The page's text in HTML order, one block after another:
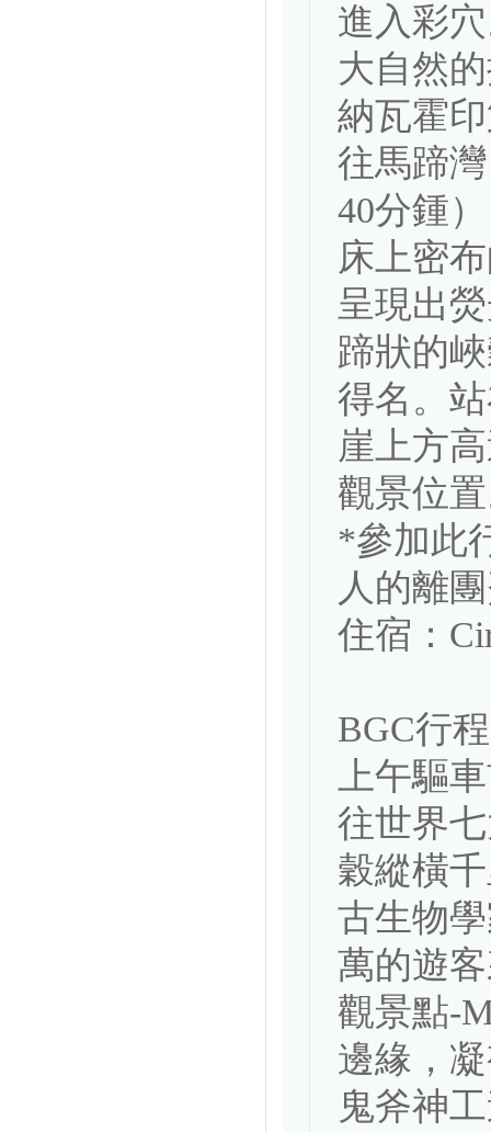
進入彩
大自然
納瓦霍
往馬蹄
40分鍾
床上密
呈現出
蹄狀的
得名。
崖上方
觀景位
*參加此
人的離
住宿：
BGC行
上午驅
往世界
穀縱橫
古生物
萬的遊
觀景點-
邊緣，
鬼斧神